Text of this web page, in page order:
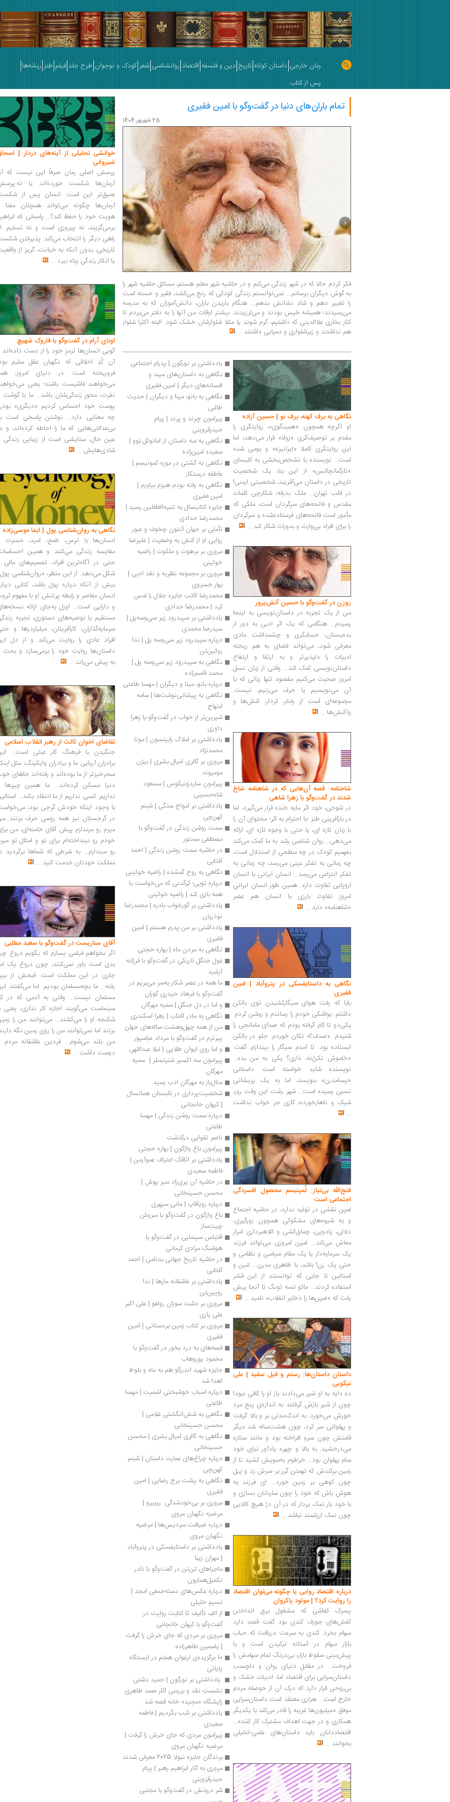
رمان خارجی داستان کوتاه تاریخ دین و فلسفه اقتصاد روانشناسی شعر کودک و نوجوان طرح جلد فیلم طنز ریشه‌ها
پس از کتاب
تمام باران‌های دنیا در گفت‌وگو با امین فقیری
25 شهریور 1404
فکر کردم حالا که در شهر زندگی می‌کنم و در حاشیه شهر معلم هستم، مسائل حاشیه شهر را
به گوش دیگران برسانم... نمی‌توانستم زندگی کودکی که رنج می‌کشد، فقیر و خسته است
را تغییر دهم و شاد نشانش بدهم... هنگام باریدن باران، دانش‌آموزان که به مدرسه
می‌رسیدند؛ همیشه خیس بودند و می‌لرزیدند. بیشتر اوقات من آنها را به دفتر می‌بردم تا
کنار بخاری علاالدینی که داشتیم، گرم شوند یا مثلا شلوارشان خشک شود. البته اکثرا شلوار
هم نداشتند و زیرشلواری و دمپایی داشتند ...
داستان‌نویسی در گفت‌وگو با
وقتی تن‌تن را دیدم نمی‌دانید چقدر
کنند... عضو کتابخانه کانون پرورشی
محمد؛ چریک کوچولو»... درس اول می‌خواندیم
بداند، مکارم اخلاقی داشته باشد... بچه‌های
بیرون آمده‌اند... خدایی به نام مموریوس،
مهارت عمومی است مانند رانندگی و آشپزی...
نگاهی به برف کهنه، برف نو | حسین آزاده
او اگرچه همچون «همینگوی»، روایتگری را
مقدم بر توصیف‌گری «زولا» قرار می‌دهد، اما
این روایتگری کاملا «ایرانیزه» و بومی شده
است... نویسنده با تشخص‌بخشی به کلیسای
«تارگمانچاتس» از این بنا، یک شخصیت
تاریخی در داستان می‌آفریند، شخصیتی ارمنی!
در قلب تهران... ملک بدرقه، شکارچی کلمات
مقدس و فاتحه‌های سرگردان است، ملکی که
مأمور است فاتحه‌های فرستاده‌شده و سرگردان
را برای افراد بی‌وارث و بد‌وراث شکار کند ...
زوزن در گفت‌وگو با حسین آتش‌پرور
من از یک تجربه در داستان‌نویسی به اینجا
رسیدم... هنگامی که یک اثر ادبی به دور از
بده‌بستان، حسابگری و چشمداشت مادی
معرفی شود، می‌تواند فضای به هم ریخته‌
ادبیات را دلپذیرتر و به ارتقا و ارتفاع
داستان‌نویسی کمک کند... وقتی از زبان نسل
امروز صحبت می‌کنیم مقصود تنها زبانی که با
آن می‌نویسیم یا حرف می‌زنیم، نیست.
مجموعه‌ای است از رفتار، کردار، کنش‌ها و
واکنش‌ها ...
شاخنامه: قصه آن‌هایی که در شاهنامه شاخ
شدند در گفت‌وگو با زهرا شاهی
در شوخی، خود اثر مایه خنده قرار می‌گیرد، اما
در بازآفرینی طنز -با احترام به اثر- محتوای آن را
با زبان تازه ای، یا حتی با وجوه تازه ای، ارائه
می‌دهی... روان شناسی رشد به ما کمک می‌کند
بفهمیم کودک در چه سطحی از استدلال است،
چه زمانی به تفکر عینی می‌رسد، چه زمانی به
تفکر انتزاعی می‌رسد... انسان ایرانی با انسان
اروپایی تفاوت دارد. همین طور انسان ایرانیِ
امروز تفاوت بارزی با انسان هم عصر
«شاهنامه» دارد ...
نگاهی به داستایفسکی در پتروآباد | امین
فقیری
بابا که رفت هوای سیگارکشیدن توی بالکن
داشتم. یواشکی خودم را رساندم و روشن کردم.
یکی‌دو تا کام گرفته بودم که صدای مامانجی را
شنیدم: «صدف؟» تکان خوردم. جلو در بالکن
ایستاده بود. تا آمدم سیگار را بیندازم، گفت:
«خاموش نکنْ‌نه، داری؟ یکی به من بده...
نویسنده شاید خواسته است داستانی
«پسامدرن» بنویسد، اما به یک پریشانی
نسبی رسیده است... شهر رشت این وقت روز،
شیک و ناهارخورده، کاری جز خواب نداشت
...
فتح‌الله بی‌نیاز: لُمپنیسم محصول افسردگی
اجتماعی است
لمپن نقشی در تولید ندارد، در حاشیه اجتماع
و به شیوه‌های مشکوکی همچون زورگیری،
دلالی، پادویی، چماق‌کشی و کلاهبرداری امرار
معاش می‌کند... لمپن امروزی می‌تواند فرزند
یک سرمایه‌دار یا یک مقام سیاسی و نظامی و
حتی یک زن! باشد، با ظاهری مدرن... لنین و
استالین تا جایی که توانستند از این قشر
استفاده کردند... مائو تسه تونگ تا آنجا پیش
رفت که «لمپن‌ها را ذخایر انقلاب» نامید ...
داستان داستان‌ها: رستم و فیل سفید | علی
نیکویی
ده دایه به او شیر می‌دادند باز او را کافی نبود!
چون از شیر بازش گرفتند به اندازه‌ی پنج مرد
خورش می‌خورد. به اندک‌مدتی بر و بالا گرفت
و پهلوانی سر کرد، چون هشت‌ساله شد دیگر
قامتش چون سرو افراخته بود و مانند ستاره
می‌درخشید. به بالا و چهره یادآور نیای خود
سام پهلوان بود... خرطوم به‌سویش کشید تا از
زمین برکندش که تهمتن گرز بر سرش زد و پیل
چون کوهی بر زمین خورد... ای فرزند به
هوش باش که خود را چون ساربانان بسازی و
با خود بار نمک بردار که در آن دژ هیچ کالایی
چون نمک ارزشمند نباشد ...
درباره اقتصاد روایی یا چگونه می‌توان اقتصاد
را روایت کرد؟ | مولود پاکروان
پسرک کفاشی که مشغول برق انداختن
کفش‌های جوزف کندی بود گفت قصد دارد
سهام بخرد. کندی به سرعت دریافت که حباب
بازار سهام در آستانه ترکیدن است و با
پیش‌بینی سقوط بازار، بی‌درنگ تمام سهامش را
فروخت... در مقابلِ دنیای روان و دلچسب
داستان‌سرایی برای اقتصاد اما، ادبیات خشک و
بی‌روحی قرار دارد که درک آن از حوصله مردم
خارج است... هراری معتقد است داستان‌سرایی
موفق «میلیون‌ها غریبه را قادر می‌کند با یکدیگر
همکاری و در جهت اهداف مشترک کار کنند»...
اقتصاددانان باید داستان‌های علمی-تخیلی
بخوانند ...
یادداشتی بر نورگون | پدرام اجتماعی
افسانه‌های دیگر | امین فقیری
طالبی
حیدرقزوینی
سعیده امین‌زاده
عاطفه درستکار
امین فقیری
محمدرضا حدادی
پیروزان
خوئینی
بهار خسروی
کرد | محمدرضا حدادی
سیدرضا محمدی
روئین‌تن
محمد قاسم‌زاده
درباره بانو، مینا و دیگران | مهسا طاعتی
ابتهاج
داوری
محمدنژاد
مومیوند
شاه‏‌حسینی
کهن‌چی
مصطفی مستور
آفتابی
نگاهی به روح گمشده | راضیه خوئینی
همه بازی کند | راضیه خوئینی
نوذریان
فقیری
نگاهی به مردن ماه | بهاره حجتی
آرشید
گفت‌وگو با فرهاد حیدری گوران
و اما در دل جنگل | سمیه مهرگان
نگاهی به مادر آفتاب | زهرا اسکندری
پیرترم در گفت‌وگو با مرداد عباسپور
و اما روی ایوان طلایی | لیلا عبداللهی
مهرگان
متال‌باز به مهرگان ادب رسید
| کیهان خانجانی
طاعتی
ناصر تقوایی درگذشت
پیرامون باغ واژگون | بهاره حجتی
فاطمه سعیدی
محسن حسینخانی
درباره رویاقاپ | مانی سپهری
چیت‌ساز
هوشنگ مرادی کرمانی
آفتابی
رویین‌تن
علی یاری
فقیری
محمود پوروهاب
اهدا شد
طاعتی
محسن حسینخانی
حسینخانی
کهن‌چی
فقیری
مرضیه نگهبان مروی
نگهبان مروی
| مهران زیبا
تکمیل‌همایون
نسیم خلیلی
گفت‌وگو با کیهان خانجانی
| یاسمین طاهرزاده
پایانی
یادداشتی بر نورگون | حمید دشتی
نشست نقد و بررسی آثار صمد طاهری
زایشگاه «مجید» خانه قصه شد
سعیدی
مرضیه نگهبان مروی
برندگان جایزه نبولا 2025 معرفی شدند
حیدرقزوینی
خوانشی تحلیلی از آینه‌های دردار |
شیروانی
پرسش اصلی رمان صرفاً این نیست که
آرمان‌ها شکست خورده‌اند یا
عمیق‌تر این است: انسان پس از
آرمان‌ها چگونه می‌تواند همچنان معنا
هویت خود را حفظ کند؟... پاسخی که
برمی‌گزیند، نه پیروزی است و نه تسلیم.
راهی دیگر را انتخاب می‌کند: پذیرفتن
تاریخی، بدون آنکه به خیانت، گریز از
یا انکار زندگی پناه ببرد ...
اونای آرام در گفت‌وگو با فاروک شهیچ‭
گویی انسان‌ها ترمزِ خود را از دست داده‌اند
آن کُدِ اخلاقی که نگهبان عقل سلیم
فروریخته است. در دنیای امروز،
می‌خواهند فاشیست باشند؛ یعنی
نفرت، محورِ زندگی‌شان باشد... ما با گوشت
پوست خود احساس کردیم «دیگری»
چه معنایی دارد... نوشتن پاسخی است
بی‌عدالتی‌هایی که ما را احاطه کرده‌اند، و
عین حال، ستایشی است از زیبایی زندگی
شادی‌هایش ...
نگاهی به روان‌شناسی پول | ایما موسی‌زاده
انسان‌ها با ترس، طمع، امید، حسرت
مقایسه زندگی می‌کنند و همین
حتی در آگاه‌ترین افراد، تصمیم‌های مالی
شکل می‌دهد. از این منظر، «روان‌شناسی
بیش از آنکه درباره پول باشد، کتابی
انسان معاصر و رابطه پرتنش او با مفهوم
و دارایی است... اوزل به‌جای ارائه
مستقیم یا توصیه‌های دستوری، تجربه
سرمایه‌گذاران، کارآفرینان، میلیاردرها و
افراد عادی را روایت می‌کند و از دل
داستان‌ها روایت خود را برمی‌سازد و بحث
به پیش می‌راند ...
تقاضای اخوان ثالث از رهبر انقلاب اسلامی
جنگیدن با فرهنگ کار عبثی است...
برادران آریایی ما و برادران وایکینگ، مثل
سحرخیزتر از ما بوده‌اند و رفته‌اند جاهای
دنیا مسکن کرده‌اند... ما همین چیزها
نداریم. کسی نداریم از ما انتقاد بکند...
با وجود اینکه خودش گرجی بود،
در گرجستان نیز همه روسی حرف
میرم رو میندازم پیش آقای خامنه‌ای، من
خودم رو نینداخته‌ام برای تو و امثال تو
رو میندازم... به شرطی که شماها برگردید
مملکت خودتان خدمت کنید ...
آقای سناریست در گفت‌وگو با سعید مطلبی
اگر بخواهم فیلمی بسازم که بگویم دروغ
بدی است باور نمی‌کنند، چون دروغ یک
جاری در این مملکت است. قبحش از
رفته... ما بچه‌مسلمان بودیم. اما می‌گفتند
مسلمان نیست... وقتی به آدمی که در
سینماست می‌گویند اجازه کار نداری، یعنی
شکنجه او را می‌کشند... می‌توانند من را
بزنند اما نمی‌توانند من را روی زمین نگه
من بلند می‌شوم... فردین عاشقانه مردم
دوست داشت ...